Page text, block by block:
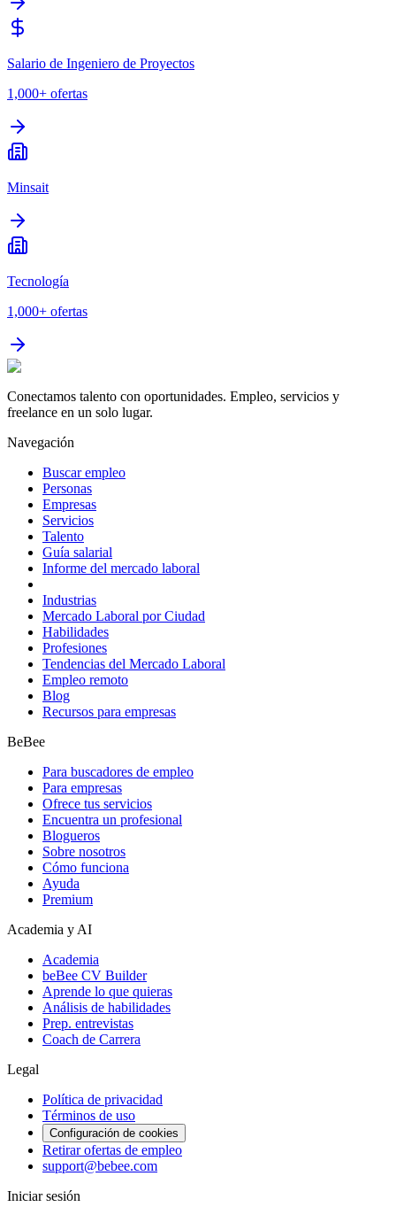
Salario de Ingeniero de Proyectos
1,000+ ofertas
Minsait
Tecnología
1,000+ ofertas
Conectamos talento con oportunidades. Empleo, servicios y
freelance en un solo lugar.
Navegación
Buscar empleo
Personas
Empresas
Servicios
Talento
Guía salarial
Informe del mercado laboral
Industrias
Mercado Laboral por Ciudad
Habilidades
Profesiones
Tendencias del Mercado Laboral
Empleo remoto
Blog
Recursos para empresas
BeBee
Para buscadores de empleo
Para empresas
Ofrece tus servicios
Encuentra un profesional
Blogueros
Sobre nosotros
Cómo funciona
Ayuda
Premium
Academia y AI
Academia
beBee CV Builder
Aprende lo que quieras
Análisis de habilidades
Prep. entrevistas
Coach de Carrera
Legal
Política de privacidad
Términos de uso
Configuración de cookies
Retirar ofertas de empleo
support@bebee.com
Iniciar sesión